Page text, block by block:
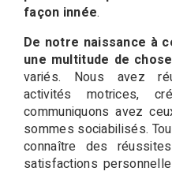
façon innée.
De notre naissance à
une multitude de
variés. Nous avez
activités motrices,
communiquons avez
sommes sociabilisés.
connaître des
satisfactions